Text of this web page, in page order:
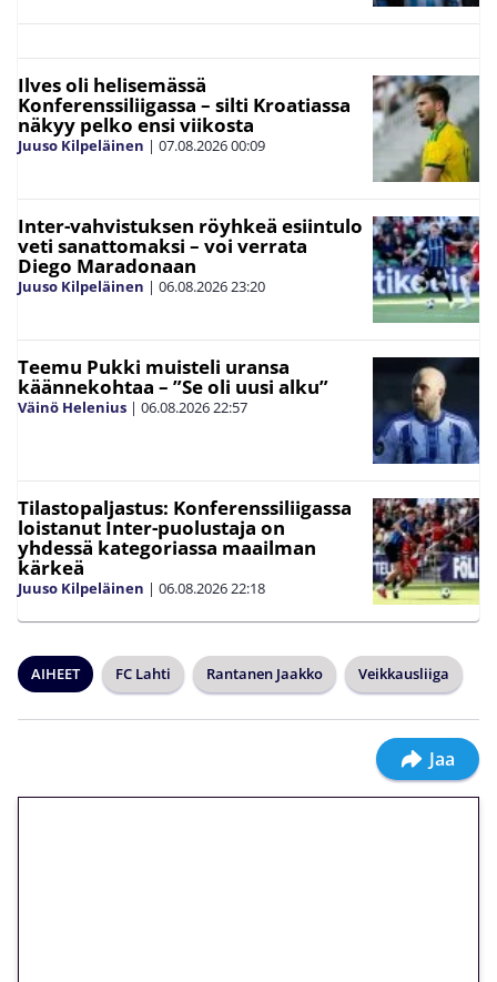
Ilves oli helisemässä
Konferenssiliigassa – silti Kroatiassa
näkyy pelko ensi viikosta
Juuso Kilpeläinen | 07.08.202600:09
Inter-vahvistuksen röyhkeä esiintulo
veti sanattomaksi – voi verrata
Diego Maradonaan
Juuso Kilpeläinen | 06.08.202623:20
Teemu Pukki muisteli uransa
käännekohtaa – ”Se oli uusi alku”
Väinö Helenius | 06.08.202622:57
Tilastopaljastus: Konferenssiliigassa
loistanut Inter-puolustaja on
yhdessä kategoriassa maailman
kärkeä
Juuso Kilpeläinen | 06.08.202622:18
AIHEET FC Lahti Rantanen Jaakko Veikkausliiga
Jaa